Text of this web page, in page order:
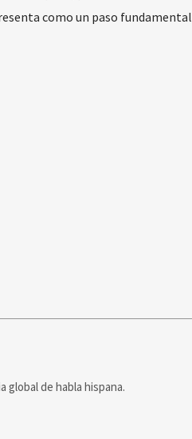
como un paso fundamental
global de habla hispana.